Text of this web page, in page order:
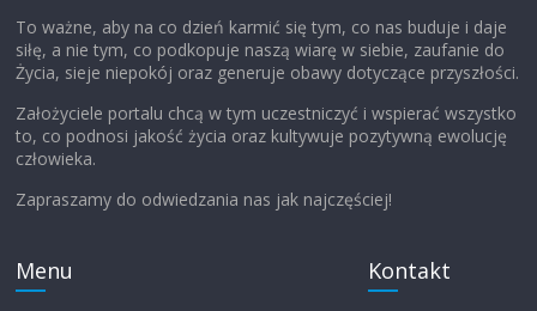
To ważne, aby na co dzień karmić się tym, co nas buduje i daje
siłę, a nie tym, co podkopuje naszą wiarę w siebie, zaufanie do
Życia, sieje niepokój oraz generuje obawy dotyczące przyszłości.
Założyciele portalu chcą w tym uczestniczyć i wspierać wszystko
to, co podnosi jakość życia oraz kultywuje pozytywną ewolucję
człowieka.
Zapraszamy do odwiedzania nas jak najczęściej!
Menu Kontakt